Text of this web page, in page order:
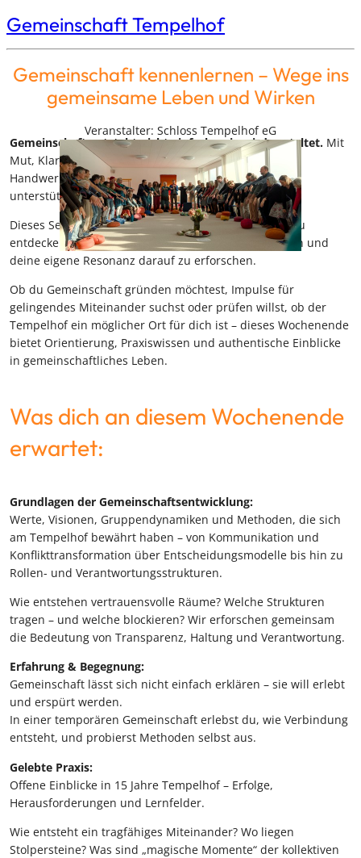
Gemeinschaft Tempelhof
Gemeinschaft kennenlernen – Wege ins
gemeinsame Leben und Wirken
Veranstalter: Schloss Tempelhof eG
Gemeinschaft entsteht nicht einfach – sie wird gestaltet. Mit
Mut, Klarheit, liebevoller Selbstreflexion und einem
Handwerkskoffer an Methoden, die Menschen darin
unterstützen, tragfähige Strukturen aufzubauen.
Dieses Seminar lädt dich ein, gelebte Gemeinschaft zu
entdecken, grundlegende Werkzeuge kennenzulernen und
deine eigene Resonanz darauf zu erforschen.
Ob du Gemeinschaft gründen möchtest, Impulse für
gelingendes Miteinander suchst oder prüfen willst, ob der
Tempelhof ein möglicher Ort für dich ist – dieses Wochenende
bietet Orientierung, Praxiswissen und authentische Einblicke
in gemeinschaftliches Leben.
Was dich an diesem Wochenende
erwartet:
Grundlagen der Gemeinschaftsentwicklung:
Werte, Visionen, Gruppendynamiken und Methoden, die sich
am Tempelhof bewährt haben – von Kommunikation und
Konflikttransformation über Entscheidungsmodelle bis hin zu
Rollen- und Verantwortungsstrukturen.
Wie entstehen vertrauensvolle Räume? Welche Strukturen
tragen – und welche blockieren? Wir erforschen gemeinsam
die Bedeutung von Transparenz, Haltung und Verantwortung.
Erfahrung & Begegnung:
Gemeinschaft lässt sich nicht einfach erklären – sie will erlebt
und erspürt werden.
In einer temporären Gemeinschaft erlebst du, wie Verbindung
entsteht, und probierst Methoden selbst aus.
Gelebte Praxis:
Offene Einblicke in 15 Jahre Tempelhof – Erfolge,
Herausforderungen und Lernfelder.
Wie entsteht ein tragfähiges Miteinander? Wo liegen
Stolpersteine? Was sind „magische Momente“ der kollektiven